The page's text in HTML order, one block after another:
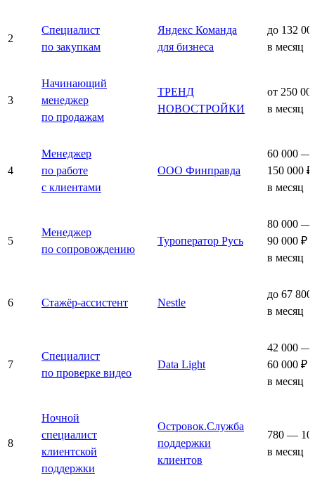
2
Специалист
по закупкам
Яндекс Команда
для бизнеса
до 132
в месяц
3
Начинающий
менеджер
по продажам
ТРЕНД
НОВОСТРОЙКИ
от 250
в месяц
4
Менеджер
по работе
с клиентами
ООО Финправда
60 000 —
150 000 ₽
в месяц
5
Менеджер
по сопровождению
Туроператор Русь
80 000 —
90 000 ₽
в месяц
6 Стажёр-ассистент Nestle
до 67 800
в месяц
7
Специалист
по проверке видео
Data Light
42 000 —
60 000 ₽
в месяц
8
Ночной
специалист
клиентской
поддержки
Островок.Служба
поддержки
клиентов
780 —
в месяц